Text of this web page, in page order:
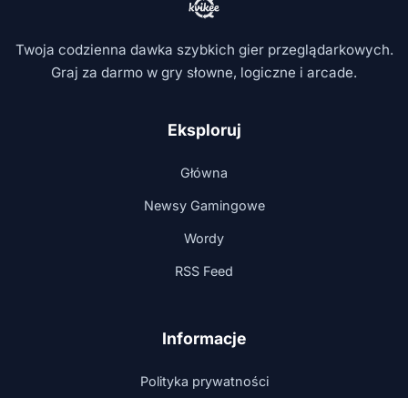
Twoja codzienna dawka szybkich gier przeglądarkowych.
Graj za darmo w gry słowne, logiczne i arcade.
Eksploruj
Główna
Newsy Gamingowe
Wordy
RSS Feed
Informacje
Polityka prywatności